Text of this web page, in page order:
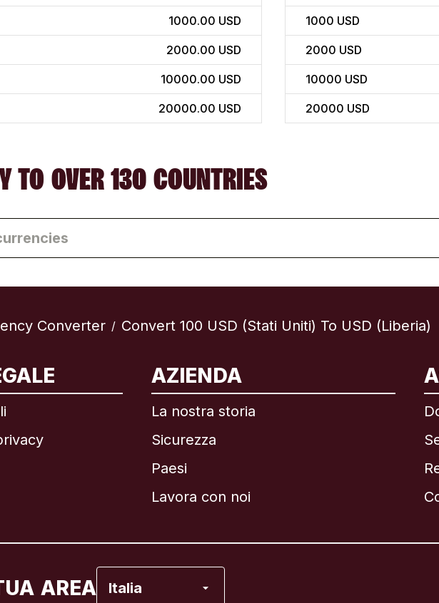
1000.00 USD
2000.00 USD
10000.00 USD
20000.00 USD
1000 USD
2000 USD
10000 USD
20000 USD
TO OVER 130 COUNTRIES
Converter / Convert 100 USD (Stati Uniti) To USD (Liberia)
AZIENDA
La nostra storia
Sicurezza
Paesi
Lavora con noi
AREA Italia